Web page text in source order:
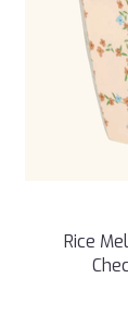
Rice